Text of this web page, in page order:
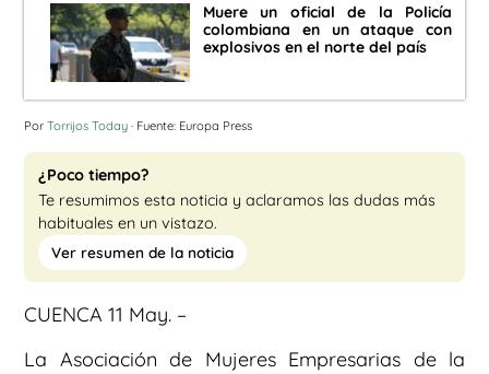
Muere un oficial de la Policía
colombiana en un ataque con
explosivos en el norte del país
Por Torrijos Today · Fuente: Europa Press
¿Poco tiempo?
Te resumimos esta noticia y aclaramos las dudas más
habituales en un vistazo.
Ver resumen de la noticia
CUENCA 11 May. –
La Asociación de Mujeres Empresarias de la